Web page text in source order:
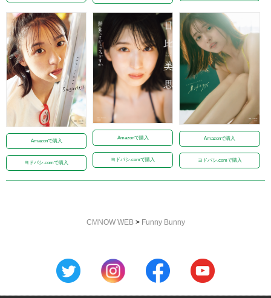
Amazonで購入
ヨドバシ.comで購入
Amazonで購入
ヨドバシ.comで購入
Amazonで購入
ヨドバシ.comで購入
CMNOW WEB> Funny Bunny